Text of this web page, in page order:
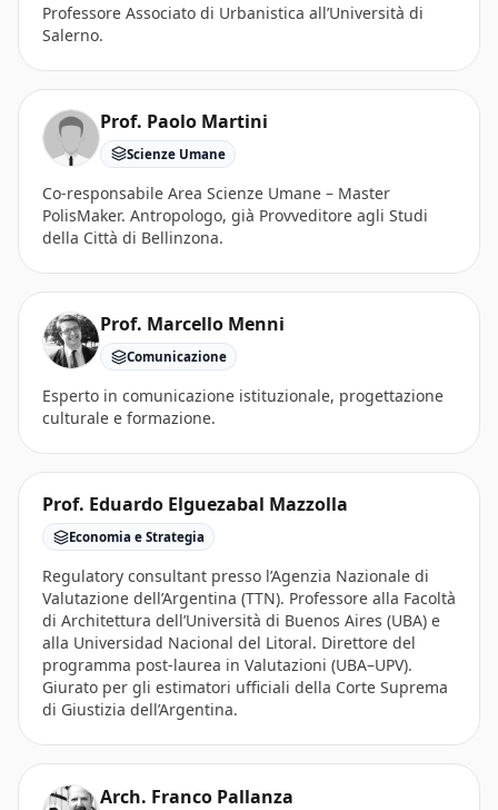
Professore Associato di Urbanistica all’Università di
Salerno.
Prof. Paolo Martini
Scienze Umane
Co-responsabile Area Scienze Umane – Master
PolisMaker. Antropologo, già Provveditore agli Studi
della Città di Bellinzona.
Prof. Marcello Menni
Comunicazione
Esperto in comunicazione istituzionale, progettazione
culturale e formazione.
Prof. Eduardo Elguezabal Mazzolla
Economia e Strategia
Regulatory consultant presso l’Agenzia Nazionale di
Valutazione dell’Argentina (TTN). Professore alla Facoltà
di Architettura dell’Università di Buenos Aires (UBA) e
alla Universidad Nacional del Litoral. Direttore del
programma post-laurea in Valutazioni (UBA–UPV).
Giurato per gli estimatori ufficiali della Corte Suprema
di Giustizia dell’Argentina.
Arch. Franco Pallanza